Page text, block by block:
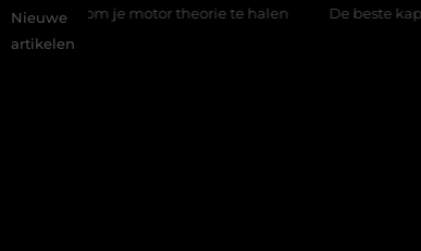
Nieuwe
artikelen
om je motor theorie te halen De beste kapsalon